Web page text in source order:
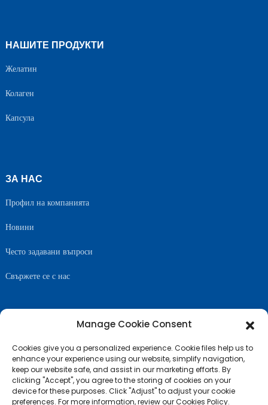
НАШИТЕ ПРОДУКТИ
Желатин
Колаген
Капсула
ЗА НАС
Профил на компанията
Новини
Често задавани въпроси
Свържете се с нас
Manage Cookie Consent
Cookies give you a personalized experience. Cookie files help us to
enhance your experience using our website, simplify navigation,
keep our website safe, and assist in our marketing efforts. By
clicking "Accept", you agree to the storing of cookies on your
device for these purposes. Click "Adjust" to adjust your cookie
preferences. For more information, review our Cookies Policy.